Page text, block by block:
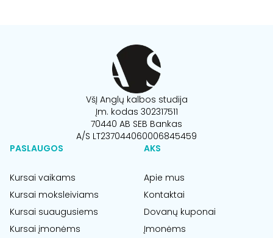
VšĮ Anglų kalbos studija
Įm. kodas 302317511
70440 AB SEB Bankas
A/S LT237044060006845459
PASLAUGOS
Kursai vaikams
Kursai moksleiviams
Kursai suaugusiems
Kursai įmonėms
AKS
Apie mus
Kontaktai
Dovanų kuponai
Įmonėms